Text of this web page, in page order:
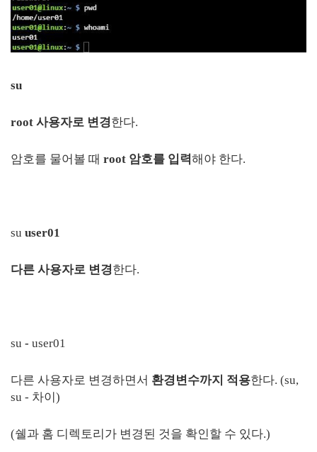
su
root 사용자로 변경한다.
암호를 물어볼 때 root 암호를 입력해야 한다.
su user01
다른 사용자로 변경한다.
su - user01
다른 사용자로 변경하면서 환경변수까지 적용한다. (su,
su - 차이)
(쉘과 홈 디렉토리가 변경된 것을 확인할 수 있다.)